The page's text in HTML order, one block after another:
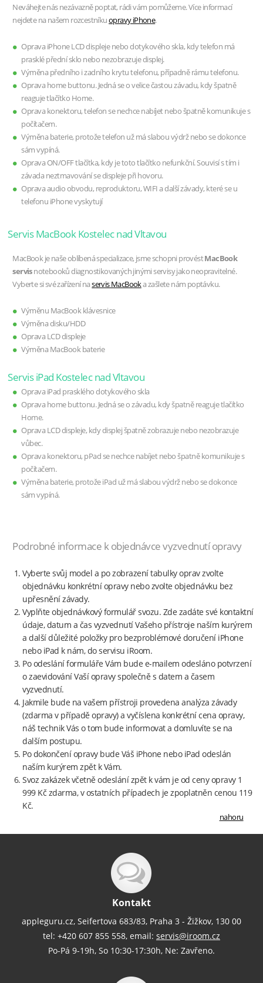
Neváhejte nás nezávazně poptat, rádi vám pomůžeme. Více informací
nejdete na našem rozcestníkuopravy iPhone.
Oprava iPhone LCD displeje nebo dotykového skla, kdy telefon má
prasklé přední sklo nebo nezobrazuje displej.
Výměna předního i zadního krytu telefonu, případně rámu telefonu.
Oprava home buttonu. Jedná se o velice častou závadu, kdy špatně
reaguje tlačítko Home.
Oprava konektoru, telefon se nechce nabíjet nebo špatně komunikuje s
počítačem.
Výměna baterie, protože telefon už má slabou výdrž nebo se dokonce
sám vypíná.
Oprava ON/OFF tlačítka, kdy je toto tlačítko nefunkční. Souvisí s tím i
závada neztmavování se displeje při hovoru.
Oprava audio obvodu, reproduktoru, WIFI a další závady, které se u
telefonu iPhone vyskytují
Servis MacBook Kostelec nad Vltavou
MacBook je naše oblíbená specializace, jsme schopni provéstMacBook
servisnotebooků diagnostikovaných jinými servisy jako neopravitelné.
Vyberte si své zařízení naservis MacBooka zašlete nám poptávku.
Výměnu MacBook klávesnice
Výměna disku/HDD
Oprava LCD displeje
Výměna MacBook baterie
Servis iPad Kostelec nad Vltavou
Oprava iPad prasklého dotykového skla
Oprava home buttonu. Jedná se o závadu, kdy špatně reaguje tlačítko
Home.
Oprava LCD displeje, kdy displej špatně zobrazuje nebo nezobrazuje
vůbec.
Oprava konektoru, pPad se nechce nabíjet nebo špatně komunikuje s
počítačem.
Výměna baterie, protože iPad už má slabou výdrž nebo se dokonce
sám vypíná.
Podrobné informace k objednávce vyzvednutí opravy
Vyberte svůj model a po zobrazení tabulky oprav zvolte
objednávku konkrétní opravy nebo zvolte objednávku bez
upřesnění závady.
Vyplňte objednávkový formulář svozu. Zde zadáte své kontaktní
údaje, datum a čas vyzvednutí Vašeho přístroje naším kurýrem
a další důležité položky pro bezproblémové doručení iPhone
nebo iPad k nám, do servisu iRoom.
Po odeslání formuláře Vám bude e-mailem odesláno potvrzení
o zaevidování Vaší opravy společně s datem a časem
vyzvednutí.
Jakmile bude na vašem přístroji provedena analýza závady
(zdarma v případě opravy) a vyčíslena konkrétní cena opravy,
náš technik Vás o tom bude informovat a domluvíte se na
dalším postupu.
Po dokončení opravy bude Váš iPhone nebo iPad odeslán
naším kurýrem zpět k Vám.
Svoz zakázek včetně odeslání zpět k vám je od ceny opravy 1
999 Kč zdarma, v ostatních případech je zpoplatněn cenou 119
Kč.
nahoru
Kontakt
appleguru.cz, Seifertova 683/83, Praha 3 - Žižkov, 130 00
tel: +420 607 855 558, email: servis@iroom.cz
Po-Pá 9-19h, So 10:30-17:30h, Ne: Zavřeno.